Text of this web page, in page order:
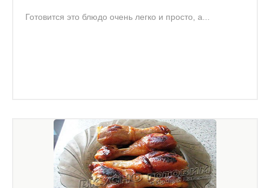
Готовится это блюдо очень легко и просто, а...